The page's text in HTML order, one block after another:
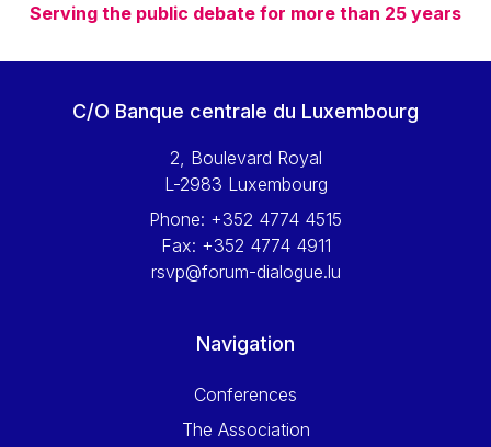
Serving the public debate for more than 25 years
C/O Banque centrale du Luxembourg
2, Boulevard Royal
L-2983 Luxembourg
Phone: +352 4774 4515
Fax: +352 4774 4911
rsvp@forum-dialogue.lu
Navigation
Conferences
The Association